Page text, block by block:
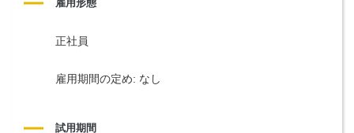
雇用形態
正社員
雇用期間の定め: なし
試用期間